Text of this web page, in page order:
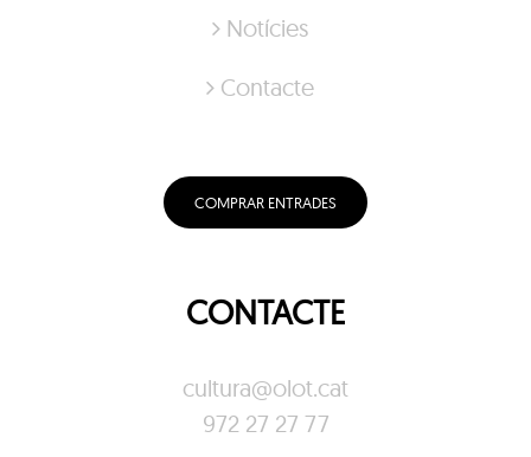
Notícies
Contacte
COMPRAR ENTRADES
CONTACTE
cultura@olot.cat
972 27 27 77